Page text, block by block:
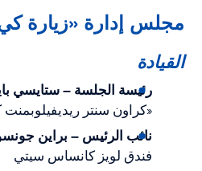
مجلس إدارة «زيارة كي
القيادة
رئيسة الجلسة – ستايسي
«كراون سنتر
نائب الرئيس – براين
فندق لويز كانساس سيتي